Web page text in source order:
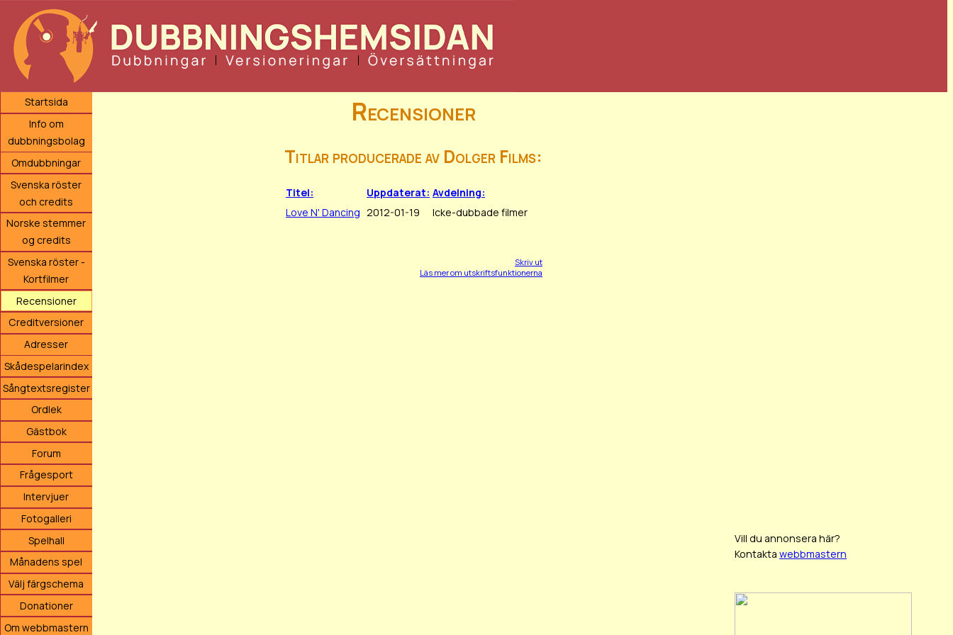
Startsida
Info om
dubbningsbolag
Omdubbningar
Svenska röster
och credits
Norske stemmer
og credits
Svenska röster -
Kortfilmer
Recensioner
Creditversioner
Adresser
Skådespelarindex
Sångtextsregister
Ordlek
Gästbok
Forum
Frågesport
Intervjuer
Fotogalleri
Spelhall
Månadens spel
Välj färgschema
Donationer
Om webbmastern
Recensioner
Titlar producerade av Dolger Films:
Titel: Uppdaterat: Avdelning:
Love N' Dancing 2012-01-19 Icke-dubbade filmer
Skriv ut
Läs mer om utskriftsfunktionerna
Vill du annonsera här?
Kontakta webbmastern